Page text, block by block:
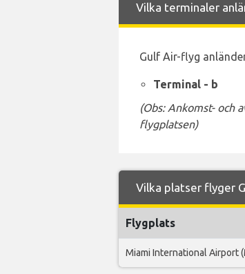
Vilka terminaler
Gulf Air-flyg
Terminal - b
(Obs: Ankomst- och
flygplatsen)
Vilka platser flyger
Flygplats
Miami International Airport